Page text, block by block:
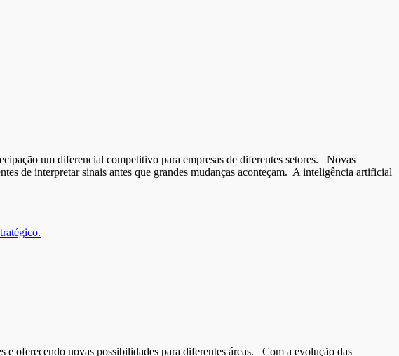
um diferencial competitivo para empresas de diferentes setores. Novas
de interpretar sinais antes que grandes mudanças aconteçam. A inteligência artificial
e oferecendo novas possibilidades para diferentes áreas. Com a evolução das